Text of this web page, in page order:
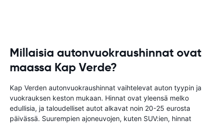
Millaisia autonvuokraushinnat ovat
maassa Kap Verde?
Kap Verden autonvuokraushinnat vaihtelevat auton tyypin ja
vuokrauksen keston mukaan. Hinnat ovat yleensä melko
edullisia, ja taloudelliset autot alkavat noin 20-25 eurosta
päivässä. Suurempien ajoneuvojen, kuten SUV:ien, hinnat